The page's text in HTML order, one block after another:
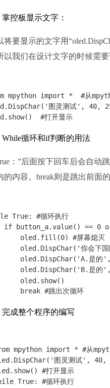
掌控板显示文字：
将要显示的文字用
以我们在设计文字的时候需
mpython import * #从
'图灵测试' , 40,
#打开显示
While循环和if判断的用法
：”后面按下回车后会自动
的内容。break则是跳出前面
True: #循环执行
if button_a.value() == 0
oled.fill(
0) #屏幕熄灭
oled.DispChar(
'你会下
oled.DispChar(
'A.是的'
oled.DispChar(
'B.是的'
oled.show()
break #跳出次循环
完成整个程序的编写
mpython import * #从
'图灵测试' , 40,
#打开显示
True: #循环执行